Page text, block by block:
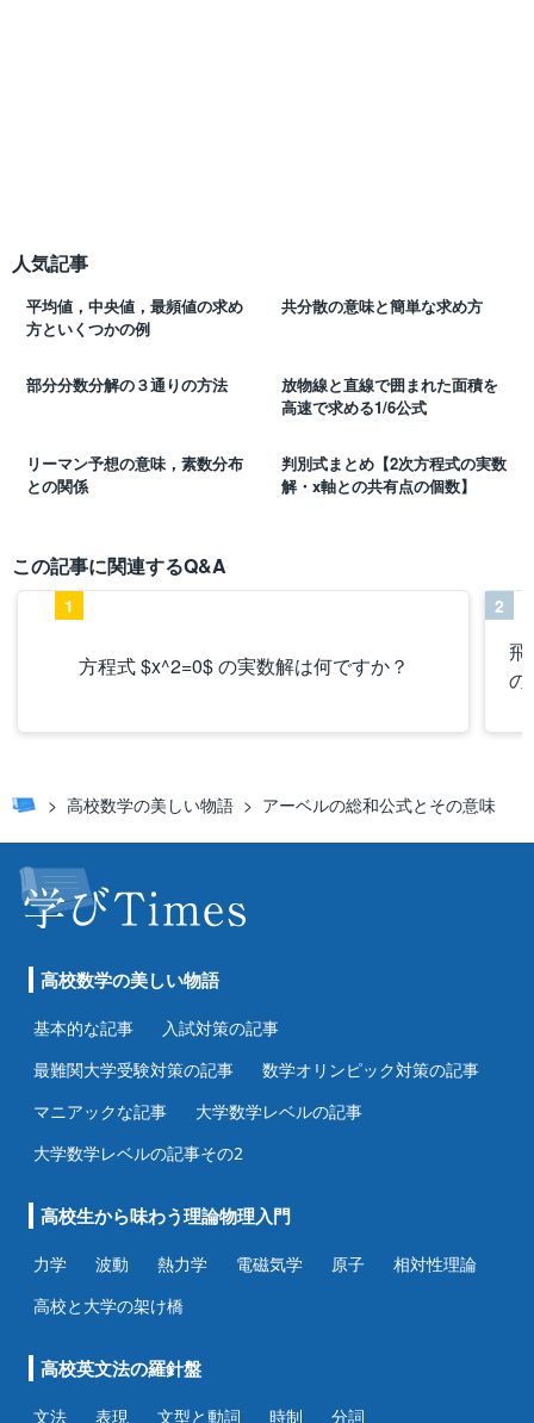
人気記事
平均値，中央値，最頻値の求め
方といくつかの例
共分散の意味と簡単な求め方
部分分数分解の３通りの方法
放物線と直線で囲まれた面積を
高速で求める1/6公式
リーマン予想の意味，素数分布
との関係
判別式まとめ【2次方程式の実数
解・x軸との共有点の個数】
この記事に関連するQ&A
方程式 $x^2=0$ の実数解は何ですか？
1
飛
の
2
高校数学の美しい物語 アーベルの総和公式とその意味
高校数学の美しい物語
基本的な記事
入試対策の記事
最難関大学受験対策の記事
数学オリンピック対策の記事
マニアックな記事
大学数学レベルの記事
大学数学レベルの記事その2
高校生から味わう理論物理入門
力学 波動 熱力学 電磁気学 原子
相対性理論
高校と大学の架け橋
高校英文法の羅針盤
文法 表現 文型と動詞 時制 分詞